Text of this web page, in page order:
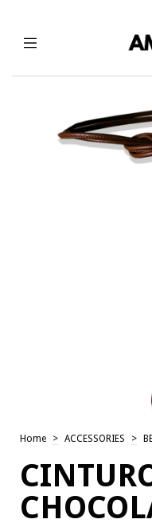
Home > ACCESSORIES >